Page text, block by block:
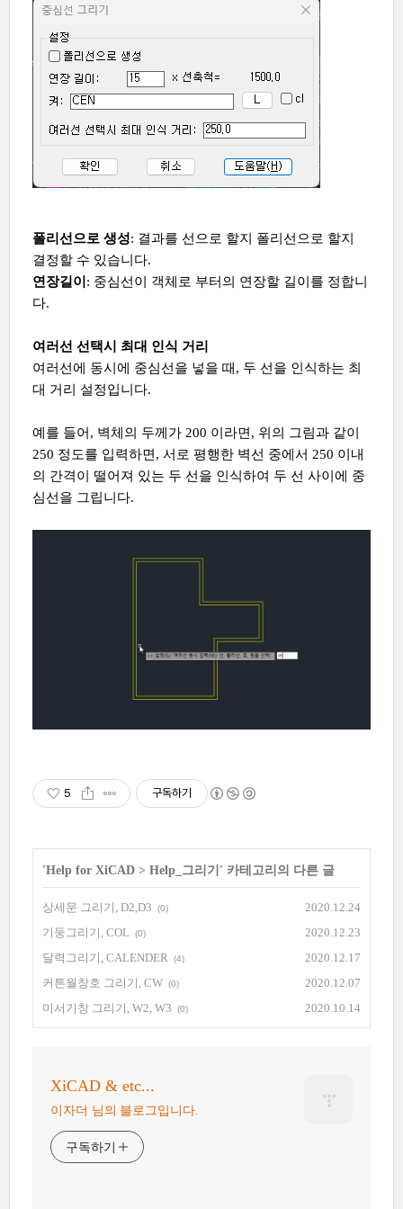
폴리선으로 생성: 결과를 선으로 할지 폴리선으로 할지
결정할 수 있습니다.
연장길이 : 중심선이 객체로 부터의 연장할 길이를 정합니
다.
여러선 선택시 최대 인식 거리
여러선에 동시에 중심선을 넣을 때, 두 선을 인식하는 최
대 거리 설정입니다.
예를 들어, 벽체의 두께가 200 이라면, 위의 그림과 같이
250 정도를 입력하면, 서로 평행한 벽선 중에서 250 이내
의 간격이 떨어져 있는 두 선을 인식하여 두 선 사이에 중
심선을 그립니다.
5 구독하기
'Help for XiCAD > Help_그리기 ' 카테고리의 다른 글
상세문 그리기, D2,D3 (0)
2020.12.24
기둥그리기, COL
(0)
2020.12.23
달력그리기, CALENDER (4)
2020.12.17
커튼월창호 그리기, CW (0)
2020.12.07
미서기창 그리기, W2, W3
(0) 2020.10.14
XiCAD & etc...
이자더 님의 블로그입니다.
구독하기